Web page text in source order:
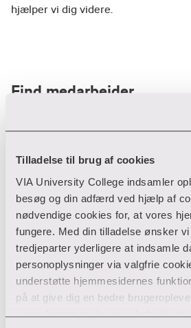
Tilladelse til brug af cookies
VIA University College indsamler
besøg og din adfærd ved hjælp af
nødvendige cookies for, at vores
fungere. Med din tilladelse ønsker
tredjeparter yderligere at indsamle
personoplysninger via valgfrie
understøtte hjemmesidernes
på at give dig en bedre
vores hjemmesider og udarbejde
hjælper vi dig videre.
Find medarbejder
Filter
Ryd filtre
Din søgning gav desværre ikke
Giv ikke op endnu!